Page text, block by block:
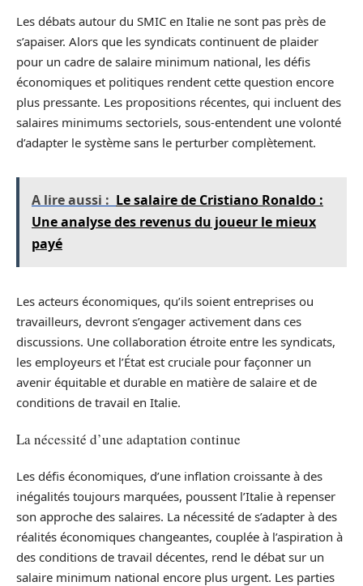
Les débats autour du SMIC en Italie ne sont pas près de
s’apaiser. Alors que les syndicats continuent de plaider
pour un cadre de salaire minimum national, les défis
économiques et politiques rendent cette question encore
plus pressante. Les propositions récentes, qui incluent des
salaires minimums sectoriels, sous-entendent une volonté
d’adapter le système sans le perturber complètement.
A lire aussi : Le salaire de Cristiano Ronaldo :
Une analyse des revenus du joueur le mieux
payé
Les acteurs économiques, qu’ils soient entreprises ou
travailleurs, devront s’engager activement dans ces
discussions. Une collaboration étroite entre les syndicats,
les employeurs et l’État est cruciale pour façonner un
avenir équitable et durable en matière de salaire et de
conditions de travail en Italie.
La nécessité d’une adaptation continue
Les défis économiques, d’une inflation croissante à des
inégalités toujours marquées, poussent l’Italie à repenser
son approche des salaires. La nécessité de s’adapter à des
réalités économiques changeantes, couplée à l’aspiration à
des conditions de travail décentes, rend le débat sur un
salaire minimum national encore plus urgent. Les parties